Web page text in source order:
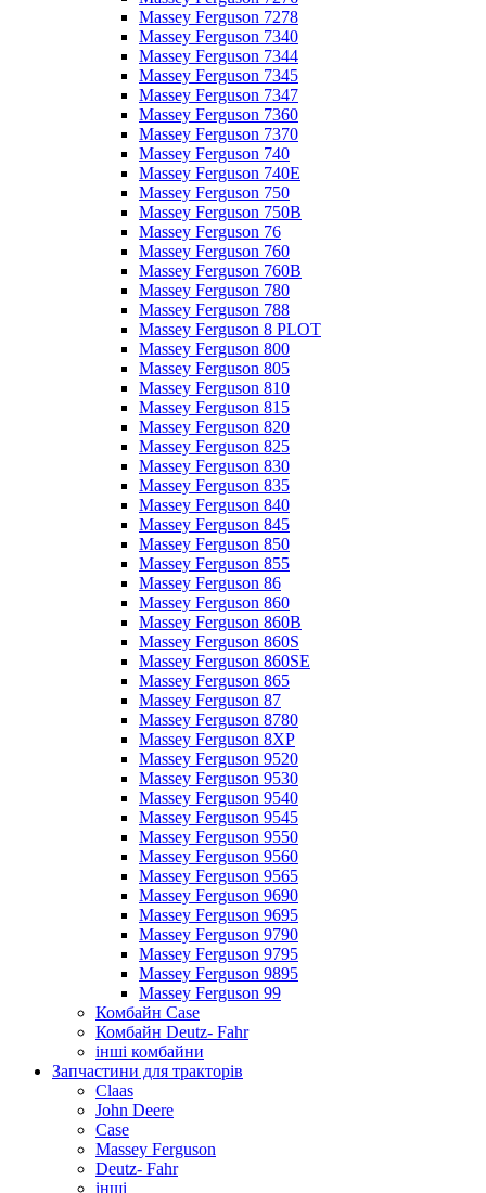
Massey Ferguson 7278
Massey Ferguson 7340
Massey Ferguson 7344
Massey Ferguson 7345
Massey Ferguson 7347
Massey Ferguson 7360
Massey Ferguson 7370
Massey Ferguson 740
Massey Ferguson 740E
Massey Ferguson 750
Massey Ferguson 750B
Massey Ferguson 76
Massey Ferguson 760
Massey Ferguson 760B
Massey Ferguson 780
Massey Ferguson 788
Massey Ferguson 8 PLOT
Massey Ferguson 800
Massey Ferguson 805
Massey Ferguson 810
Massey Ferguson 815
Massey Ferguson 820
Massey Ferguson 825
Massey Ferguson 830
Massey Ferguson 835
Massey Ferguson 840
Massey Ferguson 845
Massey Ferguson 850
Massey Ferguson 855
Massey Ferguson 86
Massey Ferguson 860
Massey Ferguson 860B
Massey Ferguson 860S
Massey Ferguson 860SE
Massey Ferguson 865
Massey Ferguson 87
Massey Ferguson 8780
Massey Ferguson 8XP
Massey Ferguson 9520
Massey Ferguson 9530
Massey Ferguson 9540
Massey Ferguson 9545
Massey Ferguson 9550
Massey Ferguson 9560
Massey Ferguson 9565
Massey Ferguson 9690
Massey Ferguson 9695
Massey Ferguson 9790
Massey Ferguson 9795
Massey Ferguson 9895
Massey Ferguson 99
Комбайн Case
Комбайн Deutz- Fahr
інші комбайни
Запчастини для тракторів
Claas
John Deere
Case
Massey Ferguson
Deutz- Fahr
інші